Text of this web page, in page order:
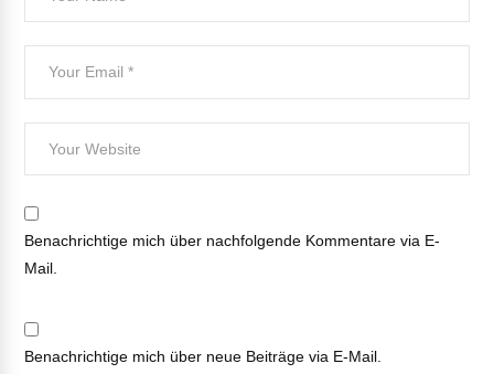
Benachrichtige mich über nachfolgende Kommentare via E-
Mail.
Benachrichtige mich über neue Beiträge via E-Mail.